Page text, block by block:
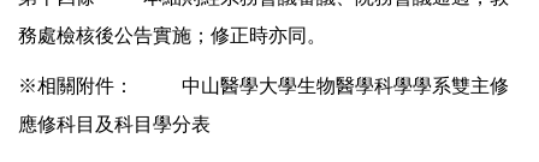
務處檢核後公告實施；修正時亦同。
※相關附件： 中山醫學大學生物醫學科學學系雙主修
應修科目及科目學分表